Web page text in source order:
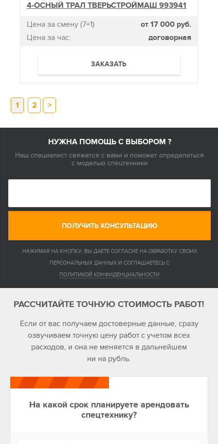
4-ОСНЫЙ ТРАЛ ТВЕРЬСТРОЙМАШ 993941
Цена за смену (7+1)
от 17 000 руб.
Цена за час:
договорная
ЗАКАЗАТЬ
1 2 >
НУЖНА ПОМОЩЬ С ВЫБОРОМ ?
Наш специалист свяжется с вами и поможет определиться
с моделью спецтехники
ПОЛУЧИТЬ КОНСУЛЬТАЦИЮ
НАЖИМАЯ НА КНОПКУ, ВЫ ДАЕТЕ СОГЛАСИЕ НА ОБРАБОТКУ СВОИХ
ПЕРСОНАЛЬНЫХ ДАННЫХ И СОГЛАШАЕТЕСЬ С
ПОЛИТИКОЙ КОНФИДЕНЦИАЛЬНОСТИ
РАССЧИТАЙТЕ ТОЧНУЮ СТОИМОСТЬ РАБОТ!
Если от вас получаем достоверные данные, сразу
озвучиваем точную цену работ с учетом всех
расходов, и она не меняется в дальнейшем
ни на рубль.
На какой срок планируете арендовать
спецтехнику?